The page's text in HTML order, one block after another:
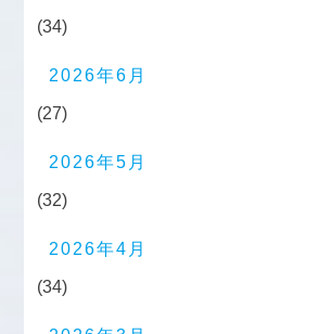
(34)
2026年6月
(27)
2026年5月
(32)
2026年4月
(34)